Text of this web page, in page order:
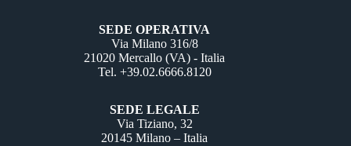
SEDE OPERATIVA
Via Milano 316/8
21020 Mercallo (VA) - Italia
Tel. +39.02.6666.8120
SEDE LEGALE
Via Tiziano, 32
20145 Milano – Italia